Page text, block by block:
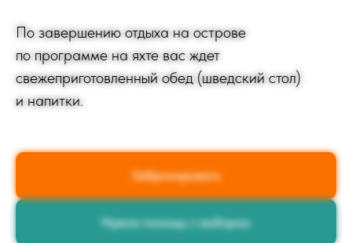
По завершению отдыха на острове
по программе на яхте вас ждет
свежеприготовленный обед (шведский стол)
и напитки.
Забронировать
Нужна помощь с выбором